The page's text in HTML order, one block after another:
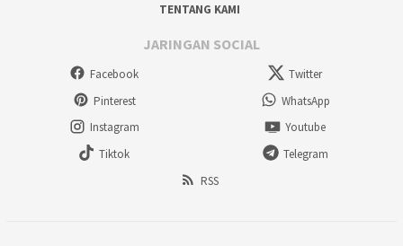
TENTANG KAMI
JARINGAN SOCIAL
Facebook
Twitter
Pinterest
WhatsApp
Instagram
Youtube
Tiktok
Telegram
RSS